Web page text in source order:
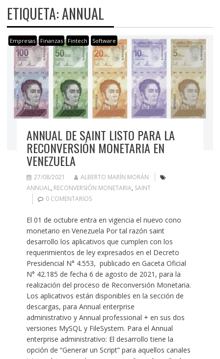
ETIQUETA:ANNUAL
Empresas Finanzas Fintech Software
ANNUAL DE SAINT LISTO PARA LA
RECONVERSIÓN MONETARIA EN
VENEZUELA
27/08/2021
ALBERTO MARÍN MORÁN
ANNUAL, RECONVERSIÓN MONETARIA, SAINT
0 COMENTARIOS
El 01 de octubre entra en vigencia el nuevo cono
monetario en Venezuela Por tal razón saint
desarrollo los aplicativos que cumplen con los
requerimientos de ley expresados en el Decreto
Presidencial N° 4.553, publicado en Gaceta Oficial
N° 42.185 de fecha 6 de agosto de 2021, para la
realización del proceso de Reconversión Monetaria.
Los aplicativos están disponibles en la sección de
descargas, para Annual enterprise
administrativo y Annual professional + en sus dos
versiones MySQL y FileSystem. Para el Annual
enterprise administrativo: El desarrollo tiene la
opción de “Generar un Script” para aquellos canales